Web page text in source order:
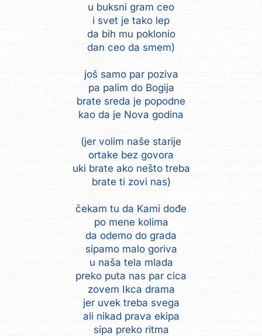
u buksni gram ceo
i svet je tako lep
da bih mu poklonio
dan ceo da smem)
još samo par poziva
pa palim do Bogija
brate sreda je popodne
kao da je Nova godina
(jer volim naše starije
ortake bez govora
uki brate ako nešto treba
brate ti zovi nas)
čekam tu da Kami dođe
po mene kolima
da odemo do grada
sipamo malo goriva
u naša tela mlada
preko puta nas par cica
zovem Ikca drama
jer uvek treba svega
ali nikad prava ekipa
sipa preko ritma